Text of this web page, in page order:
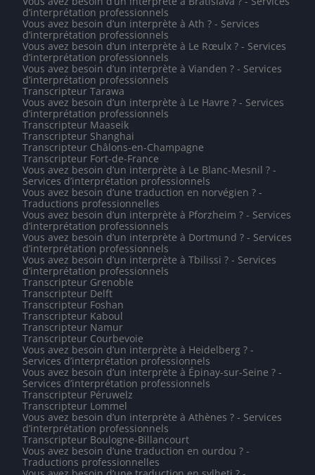
d’interprétation professionnels
Vous avez besoin d’un interprète à Ath ? - Services
d’interprétation professionnels
Vous avez besoin d’un interprète à Le Rœulx ? - Services
d’interprétation professionnels
Vous avez besoin d’un interprète à Vianden ? - Services
d’interprétation professionnels
Transcripteur Tarawa
Vous avez besoin d’un interprète à Le Havre ? - Services
d’interprétation professionnels
Transcripteur Maaseik
Transcripteur Shanghai
Transcripteur Châlons-en-Champagne
Transcripteur Fort-de-France
Vous avez besoin d’un interprète à Le Blanc-Mesnil ? -
Services d’interprétation professionnels
Vous avez besoin d’une traduction en norvégien ? -
Traductions professionnelles
Vous avez besoin d’un interprète à Pforzheim ? - Services
d’interprétation professionnels
Vous avez besoin d’un interprète à Dortmund ? - Services
d’interprétation professionnels
Vous avez besoin d’un interprète à Tbilissi ? - Services
d’interprétation professionnels
Transcripteur Grenoble
Transcripteur Delft
Transcripteur Foshan
Transcripteur Kaboul
Transcripteur Namur
Transcripteur Courbevoie
Vous avez besoin d’un interprète à Heidelberg ? -
Services d’interprétation professionnels
Vous avez besoin d’un interprète à Épinay-sur-Seine ? -
Services d’interprétation professionnels
Transcripteur Péruwelz
Transcripteur Lommel
Vous avez besoin d’un interprète à Athènes ? - Services
d’interprétation professionnels
Transcripteur Boulogne-Billancourt
Vous avez besoin d’une traduction en ourdou ? -
Traductions professionnelles